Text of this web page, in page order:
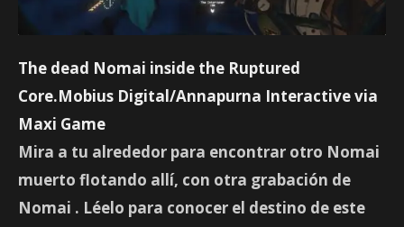
The dead Nomai inside the Ruptured
Core.Mobius Digital/Annapurna Interactive via
Maxi Game
Mira a tu alrededor para encontrar otro Nomai
muerto flotando allí, con otra grabación de
Nomai . Léelo para conocer el destino de este